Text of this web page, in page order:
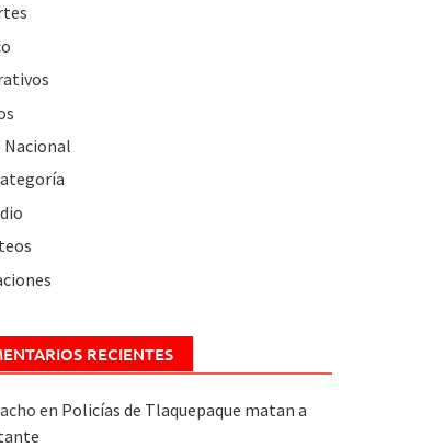
Nacional
RECIENTES
en Policías de Tlaquepaque matan a